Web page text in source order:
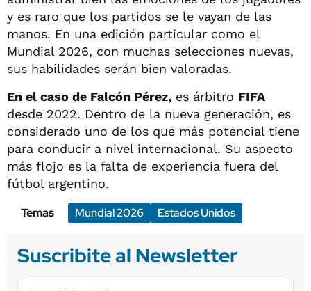
y es raro que los partidos se le vayan de las
manos. En una edición particular como el
Mundial 2026, con muchas selecciones nuevas,
sus habilidades serán bien valoradas.
En el caso de Falcón Pérez, es árbitro FIFA
desde 2022. Dentro de la nueva generación, es
considerado uno de los que más potencial tiene
para conducir a nivel internacional. Su aspecto
más flojo es la falta de experiencia fuera del
fútbol argentino.
Temas
Mundial 2026 Estados Unidos
Suscribite al Newsletter